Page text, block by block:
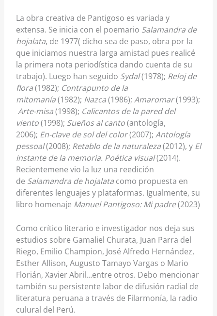
La obra creativa de Pantigoso es variada y
extensa. Se inicia con el poemario Salamandra de
hojalata, de 1977( dicho sea de paso, obra por la
que iniciamos nuestra larga amistad pues realicé
la primera nota periodística dando cuenta de su
trabajo). Luego han seguido Sydal(1978); Reloj de
flora(1982); Contrapunto de la
mitomanía(1982); Nazca(1986); Amaromar(1993);
Arte-misa(1998); Calicantos de la pared del
viento(1998); Sueños al canto(antología,
2006); En-clave de sol del color(2007); Antología
pessoal(2008); Retablo de la naturaleza(2012), y El
instante de la memoria. Poética visual(2014).
Recientemene vio la luz una reedición
de Salamandra de hojalatacomo propuesta en
diferentes lenguajes y plataformas. Igualmente, su
libro homenaje Manuel Pantigoso: Mi padre(2023)
Como crítico literario e investigador nos deja sus
estudios sobre Gamaliel Churata, Juan Parra del
Riego, Emilio Champion, José Alfredo Hernández,
Esther Allison, Augusto Tamayo Vargas o Mario
Florián, Xavier Abril…entre otros. Debo mencionar
también su persistente labor de difusión radial de
literatura peruana a través de Filarmonía, la radio
culural del Perú.